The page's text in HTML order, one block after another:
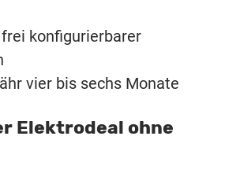
frei konfigurierbarer
vier bis sechs Monate
Elektrodeal ohne